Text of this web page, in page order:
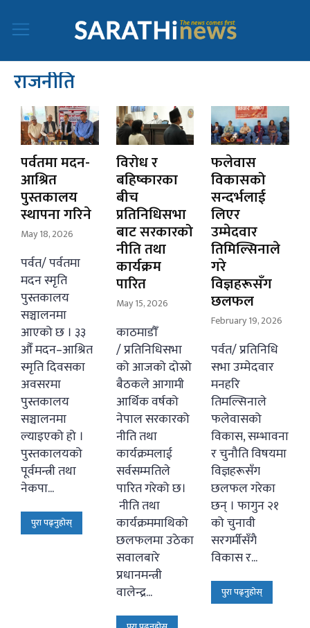
राजनीति
पर्वतमा मदन-
आश्रित
पुस्तकालय
स्थापना गरिने
May 18, 2026
पर्वत/ पर्वतमा
मदन स्मृति
पुस्तकालय
सञ्चालनमा
आएको छ । ३३
औँ मदन–आश्रित
स्मृति दिवसका
अवसरमा
पुस्तकालय
सञ्चालनमा
ल्याइएको हो ।
पुस्तकालयको
पूर्वमन्त्री तथा
नेकपा...
पुरा पढ्नुहोस्
विरोध र
बहिष्कारका
बीच
प्रतिनिधिसभा
बाट सरकारको
नीति तथा
कार्यक्रम
पारित
May 15, 2026
काठमाडौँ
/ प्रतिनिधिसभा
को आजको दोस्रो
बैठकले आगामी
आर्थिक वर्षको
नेपाल सरकारको
नीति तथा
कार्यक्रमलाई
सर्वसम्मतिले
पारित गरेको छ।
नीति तथा
कार्यक्रममाथिको
छलफलमा उठेका
सवालबारे
प्रधानमन्त्री
वालेन्द्र...
फलेवास
विकासको
सन्दर्भलाई
लिएर
उम्मेदवार
तिमिल्सिनाले
गरे
विज्ञहरूसँग
छलफल
February 19, 2026
पर्वत/ प्रतिनिधि
सभा उम्मेदवार
मनहरि
तिमल्सिनाले
फलेवासको
विकास, सम्भावना
र चुनौति विषयमा
विज्ञहरूसँग
छलफल गरेका
छन् । फागुन २१
को चुनावी
सरगर्मीसँगै
विकास र...
पुरा पढ्नुहोस्